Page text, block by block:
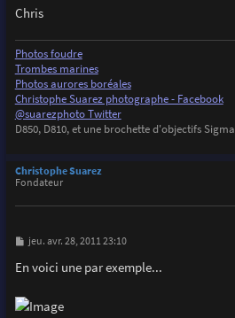
Chris
Photos foudre
Trombes marines
Photos aurores boréales
Christophe Suarez photographe - Facebook
@suarezphoto Twitter
D850, D810, et une brochette d'objectifs Sigma
Christophe Suarez
Fondateur
M
s
s
g
e
jeu. avr. 28, 2011 23:10
En voici une par exemple...